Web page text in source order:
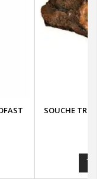
SOUCHE TRONC
